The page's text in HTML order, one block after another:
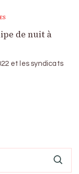
de nuit à
et les syndicats